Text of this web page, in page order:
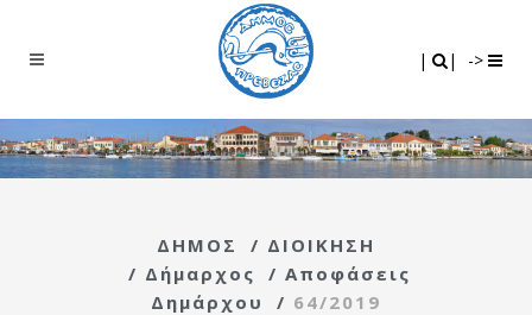
| | ->
ΔΗΜΟΣ / ΔΙΟΙΚΗΣΗ
/ Δήμαρχος / Αποφάσεις
Δημάρχου
/ 64/2019